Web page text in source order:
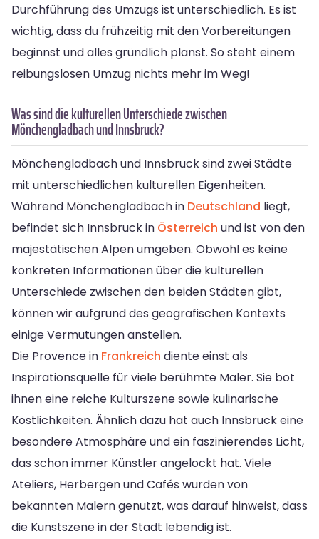
Durchführung des Umzugs ist unterschiedlich. Es ist
wichtig, dass du frühzeitig mit den Vorbereitungen
beginnst und alles gründlich planst. So steht einem
reibungslosen Umzug nichts mehr im Weg!
Was sind die kulturellen Unterschiede zwischen
Mönchengladbach und Innsbruck?
Mönchengladbach und Innsbruck sind zwei Städte
mit unterschiedlichen kulturellen Eigenheiten.
Während Mönchengladbach in Deutschland liegt,
befindet sich Innsbruck in Österreich und ist von den
majestätischen Alpen umgeben. Obwohl es keine
konkreten Informationen über die kulturellen
Unterschiede zwischen den beiden Städten gibt,
können wir aufgrund des geografischen Kontexts
einige Vermutungen anstellen.
Die Provence in Frankreich diente einst als
Inspirationsquelle für viele berühmte Maler. Sie bot
ihnen eine reiche Kulturszene sowie kulinarische
Köstlichkeiten. Ähnlich dazu hat auch Innsbruck eine
besondere Atmosphäre und ein faszinierendes Licht,
das schon immer Künstler angelockt hat. Viele
Ateliers, Herbergen und Cafés wurden von
bekannten Malern genutzt, was darauf hinweist, dass
die Kunstszene in der Stadt lebendig ist.